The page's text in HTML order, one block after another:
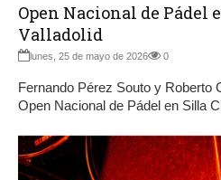
Open Nacional de Pádel
Valladolid
lunes, 25 de mayo de 2026 0
Fernando Pérez Souto y Roberto
Open Nacional de Pádel en Silla